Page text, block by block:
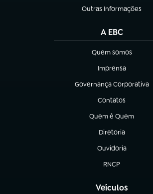
Outras Informações
(abre em nova aba)
A EBC
Quem somos
(abre em nova aba)
Imprensa
(abre em nova aba)
Governança Corporativa
(abre em nova aba)
Contatos
(abre em nova aba)
Quem é Quem
(abre em nova aba)
Diretoria
(abre em nova aba)
Ouvidoria
(abre em nova aba)
RNCP
(abre em nova
Veículos